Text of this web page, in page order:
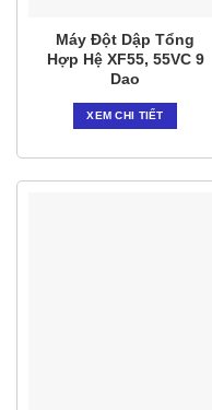
Máy Đột Dập Tổng
Hợp Hệ XF55, 55VC 9
Dao
XEM CHI TIẾT